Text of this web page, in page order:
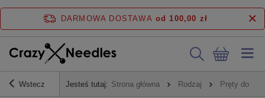
DARMOWA DOSTAWA od 100,00 zł
Wstecz Jesteś tutaj: Strona główna Rodzaj Pręty do